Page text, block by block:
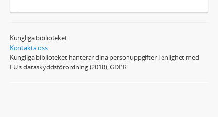
Kungliga biblioteket
Kontakta oss
Kungliga biblioteket hanterar dina personuppgifter i enlighet med
EU:s dataskyddsförordning (2018), GDPR.